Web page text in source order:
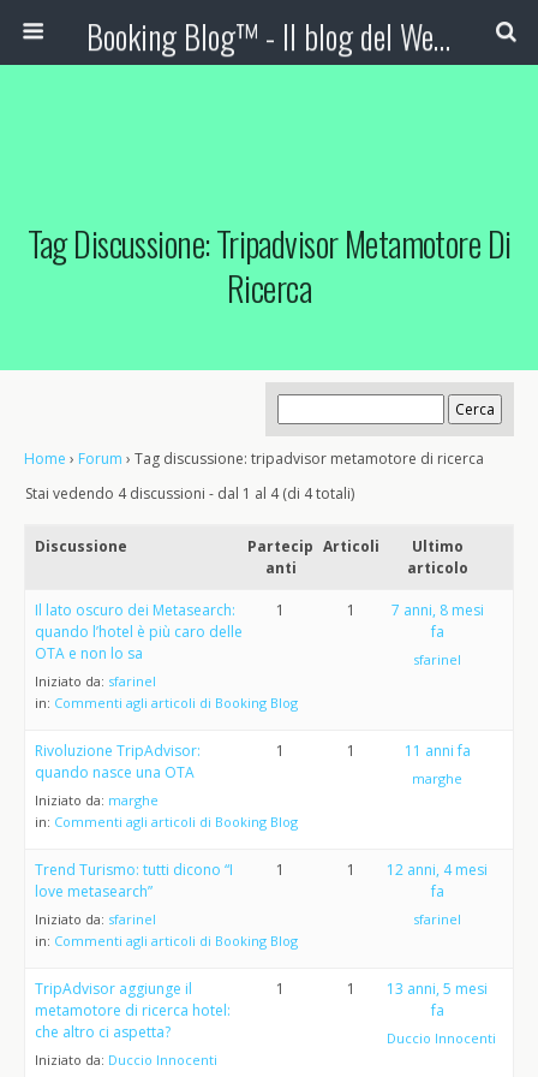
Booking Blog™ - Il blog del Web Marketing Turistico
Tag Discussione: Tripadvisor Metamotore Di
Ricerca
Home › Forum › Tag discussione: tripadvisor metamotore di ricerca
Stai vedendo 4 discussioni - dal 1 al 4 (di 4 totali)
Discussione
Partecip
anti
Articoli
Ultimo
articolo
Il lato oscuro dei Metasearch:
quando l’hotel è più caro delle
OTA e non lo sa
Iniziato da: sfarinel
in: Commenti agli articoli di Booking Blog
1 1
7 anni, 8 mesi
fa
sfarinel
Rivoluzione TripAdvisor:
quando nasce una OTA
Iniziato da: marghe
in: Commenti agli articoli di Booking Blog
1 1 11 anni fa
marghe
Trend Turismo: tutti dicono “I
love metasearch”
Iniziato da: sfarinel
in: Commenti agli articoli di Booking Blog
1 1
12 anni, 4 mesi
fa
sfarinel
TripAdvisor aggiunge il
metamotore di ricerca hotel:
che altro ci aspetta?
Iniziato da: Duccio Innocenti
1 1
13 anni, 5 mesi
fa
Duccio Innocenti